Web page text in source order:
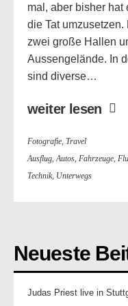
mal, aber bisher hat
die Tat
zwei große Hallen
Aussengelände. In
sind diverse…
weiter lesen
Fotografie, Travel
Ausflug,Autos, Fahrzeuge,
Technik, Unterwegs
Neueste
Judas Priest live in